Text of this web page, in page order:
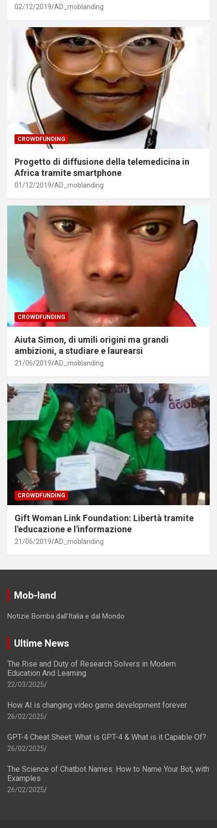
02/12/2019 AD_moblanding
CROWDFUNDING
Progetto di diffusione della telemedicina in
Africa tramite smartphone
01/12/2019 AD_moblanding
CROWDFUNDING
Aiuta Simon, di umili origini ma grandi
ambizioni, a studiare e laurearsi
21/06/2019 AD_moblanding
CROWDFUNDING
Gift Woman Link Foundation: Libertà tramite
l'educazione e l'informazione
21/06/2019 AD_moblanding
Mob-land
Notizie Bomba dall'Italia e dal Mondo
Ultime News
The Rise and Duty of Research Solvers in Modern
Education And Learning
22/03/2025
How AI is changing video game development forever
26/02/2025
GPT-4 Cheat Sheet: What is GPT-4 & What is it Capable Of?
26/02/2025
The Science of Chatbot Names: How to Name Your Bot, with
Examples
26/02/2025